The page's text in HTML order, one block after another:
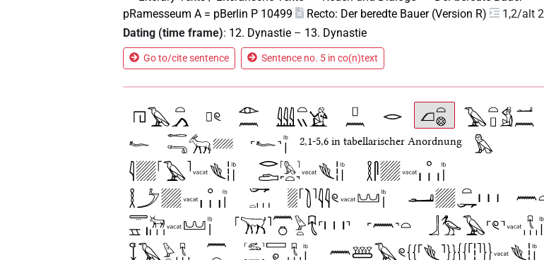
pRamesseum A = pBerlin P 10499
Recto: Der beredte Bauer (Version R)
1,2/alt 2
Dating (time frame): 12. Dynastie – 13. Dynastie
Go to/cite sentence Sentence no. 5 in co(n)text
2,1-5,6 in tabellarischer Anordnung